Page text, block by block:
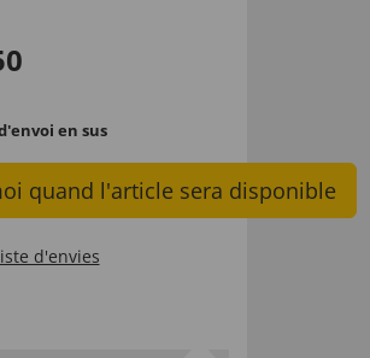
en sus
quand l'article sera disponible
d'envies